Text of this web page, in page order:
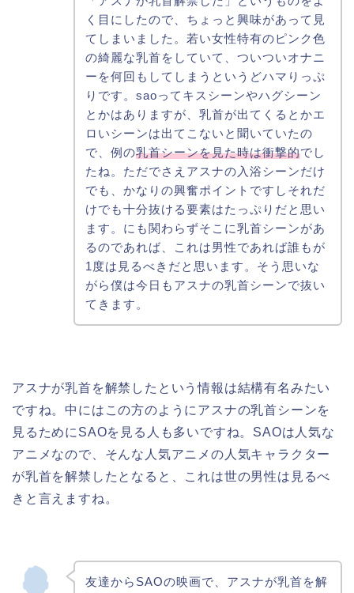
く目にしたので、ちょっと興味があって見
てしまいました。若い女性特有のピンク色
の綺麗な乳首をしていて、ついついオナニ
ーを何回もしてしまうというどハマりっぷ
りです。saoってキスシーンやハグシーン
とかはありますが、乳首が出てくるとかエ
ロいシーンは出てこないと聞いていたの
で、例の乳首シーンを見た時は衝撃的でし
たね。ただでさえアスナの入浴シーンだけ
でも、かなりの興奮ポイントですしそれだ
けでも十分抜ける要素はたっぷりだと思い
ます。にも関わらずそこに乳首シーンがあ
るのであれば、これは男性であれば誰もが
1度は見るべきだと思います。そう思いな
がら僕は今日もアスナの乳首シーンで抜い
てきます。
アスナが乳首を解禁したという情報は結構有名みたい
ですね。中にはこの方のようにアスナの乳首シーンを
見るためにSAOを見る人も多いですね。SAOは人気な
アニメなので、そんな人気アニメの人気キャラクター
が乳首を解禁したとなると、これは世の男性は見るべ
きと言えますね。
友達からSAOの映画で、アスナが乳首を解